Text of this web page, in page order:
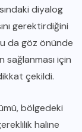
diyalog
gerektirdiğini
da göz önünde
sağlanması için
çekildi.
bölgedeki
haline